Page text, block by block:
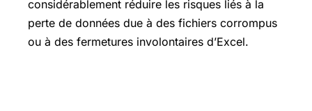
considérablement réduire les risques liés à la
perte de données due à des fichiers corrompus
ou à des fermetures involontaires d’Excel.